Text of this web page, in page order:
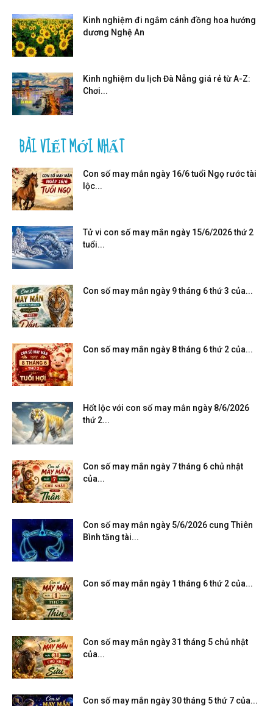
Kinh nghiệm đi ngắm cánh đồng hoa hướng
dương Nghệ An
Kinh nghiệm du lịch Đà Nẵng giá rẻ từ A-Z:
Chơi...
BÀI VIẾT MỚI NHẤT
Con số may mắn ngày 16/6 tuổi Ngọ rước tài
lộc...
Tử vi con số may mắn ngày 15/6/2026 thứ 2
tuổi...
Con số may mắn ngày 9 tháng 6 thứ 3 của...
Con số may mắn ngày 8 tháng 6 thứ 2 của...
Hốt lộc với con số may mắn ngày 8/6/2026
thứ 2...
Con số may mắn ngày 7 tháng 6 chủ nhật
của...
Con số may mắn ngày 5/6/2026 cung Thiên
Bình tăng tài...
Con số may mắn ngày 1 tháng 6 thứ 2 của...
Con số may mắn ngày 31 tháng 5 chủ nhật
của...
Con số may mắn ngày 30 tháng 5 thứ 7 của...